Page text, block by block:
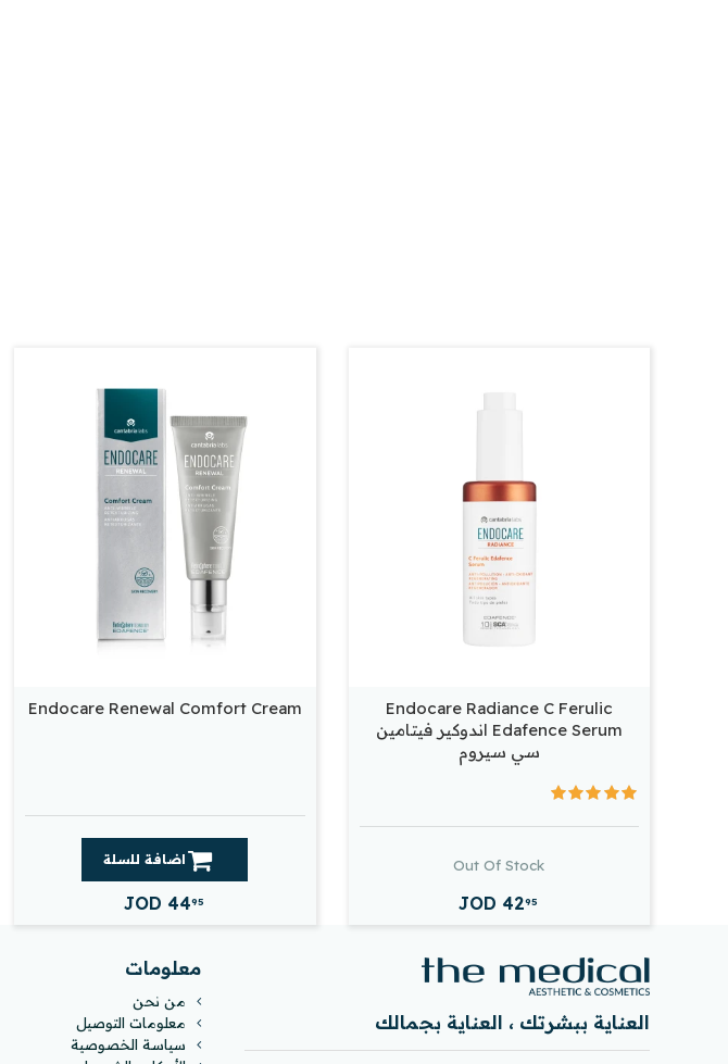
Endocare Radiance C Ferulic
Edafence Serum اندوكير فيتامين
سي سيروم
Out Of Stock
JOD 4295
Endocare Renewal Comfort Cream
اضافة للسلة
JOD 4495
العناية ببشرتك ، العناية بجمالك
معلومات
من نحن
معلومات التوصيل
سياسة الخصوصية